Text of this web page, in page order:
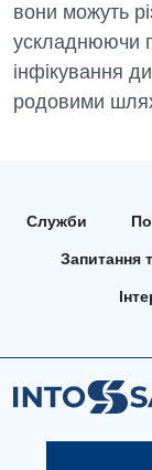
вони можуть
ускладнюючи
інфікування
родовими
Служби
Запитання